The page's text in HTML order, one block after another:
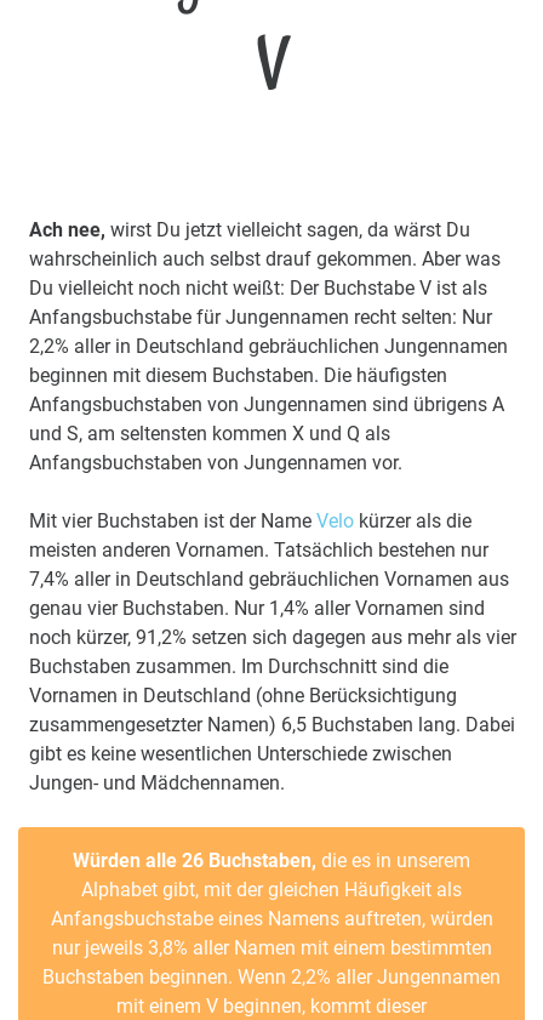
V
Ach nee, wirst Du jetzt vielleicht sagen, da wärst Du
wahrscheinlich auch selbst drauf gekommen. Aber was
Du vielleicht noch nicht weißt: Der Buchstabe V ist als
Anfangsbuchstabe für Jungennamen recht selten: Nur
2,2% aller in Deutschland gebräuchlichen Jungennamen
beginnen mit diesem Buchstaben. Die häufigsten
Anfangsbuchstaben von Jungennamen sind übrigens A
und S, am seltensten kommen X und Q als
Anfangsbuchstaben von Jungennamen vor.
Mit vier Buchstaben ist der Name Velo kürzer als die
meisten anderen Vornamen. Tatsächlich bestehen nur
7,4% aller in Deutschland gebräuchlichen Vornamen aus
genau vier Buchstaben. Nur 1,4% aller Vornamen sind
noch kürzer, 91,2% setzen sich dagegen aus mehr als vier
Buchstaben zusammen. Im Durchschnitt sind die
Vornamen in Deutschland (ohne Berücksichtigung
zusammengesetzter Namen) 6,5 Buchstaben lang. Dabei
gibt es keine wesentlichen Unterschiede zwischen
Jungen- und Mädchennamen.
Würden alle 26 Buchstaben, die es in unserem
Alphabet gibt, mit der gleichen Häufigkeit als
Anfangsbuchstabe eines Namens auftreten, würden
nur jeweils 3,8% aller Namen mit einem bestimmten
Buchstaben beginnen. Wenn 2,2% aller Jungennamen
mit einem V beginnen, kommt dieser